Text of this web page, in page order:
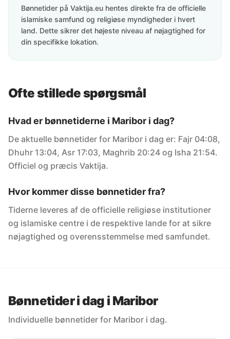
Bønnetider på Vaktija.eu hentes direkte fra de officielle
islamiske samfund og religiøse myndigheder i hvert
land. Dette sikrer det højeste niveau af nøjagtighed for
din specifikke lokation.
Ofte stillede spørgsmål
Hvad er bønnetiderne i Maribor i dag?
De aktuelle bønnetider for Maribor i dag er: Fajr 04:08,
Dhuhr 13:04, Asr 17:03, Maghrib 20:24 og Isha 21:54.
Officiel og præcis Vaktija.
Hvor kommer disse bønnetider fra?
Tiderne leveres af de officielle religiøse institutioner
og islamiske centre i de respektive lande for at sikre
nøjagtighed og overensstemmelse med samfundet.
Bønnetider i dag i Maribor
Individuelle bønnetider for Maribor i dag.